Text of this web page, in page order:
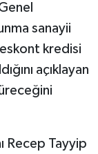
sanayii
kredisi
açıklayan
Recep Tayyip